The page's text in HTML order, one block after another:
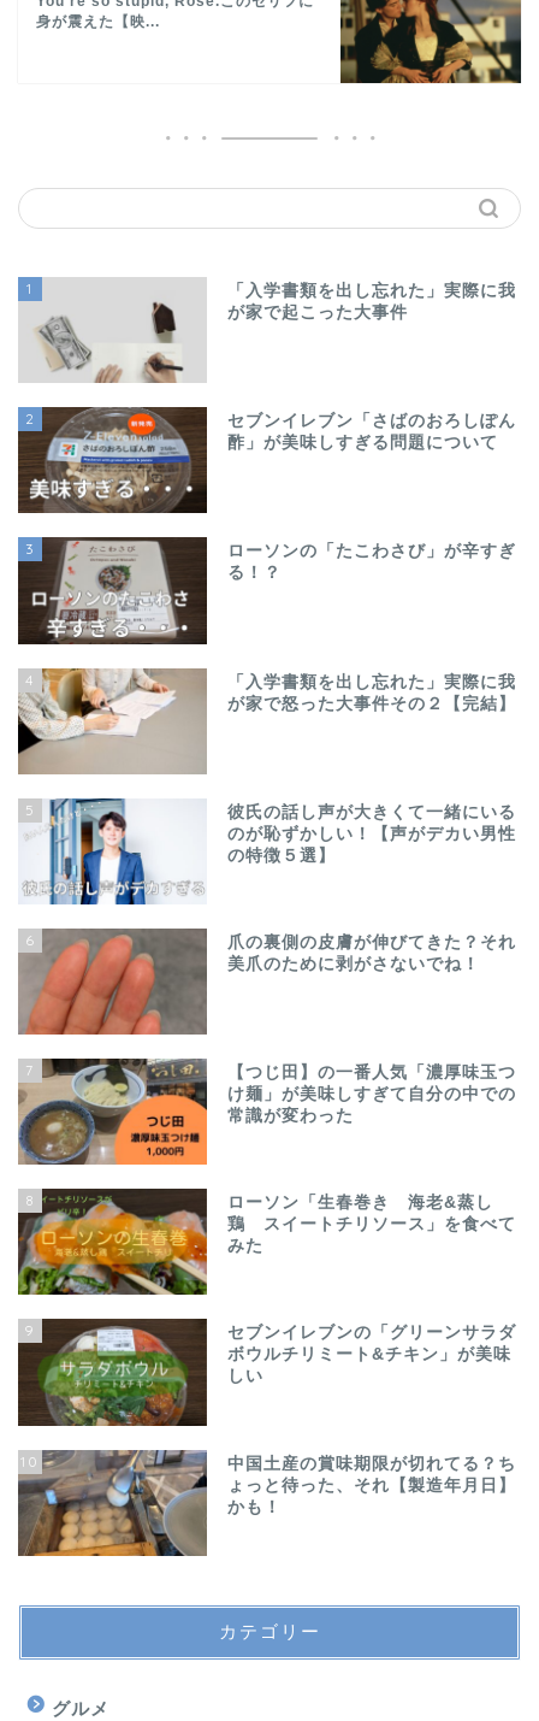
身が震えた【映...
1
「入学書類を出し忘れた」実際に我
が家で起こった大事件
2
セブンイレブン「さばのおろしぽん
酢」が美味しすぎる問題について
3
ローソンの「たこわさび」が辛すぎ
る！？
4
「入学書類を出し忘れた」実際に我
が家で怒った大事件その２【完結】
5
彼氏の話し声が大きくて一緒にいる
のが恥ずかしい！【声がデカい男性
の特徴５選】
6
爪の裏側の皮膚が伸びてきた？それ
美爪のために剥がさないでね！
7
【つじ田】の一番人気「濃厚味玉つ
け麺」が美味しすぎて自分の中での
常識が変わった
8
ローソン「生春巻き 海老&蒸し
鶏 スイートチリソース」を食べて
みた
9
セブンイレブンの「グリーンサラダ
ボウルチリミート&チキン」が美味
しい
10
中国土産の賞味期限が切れてる？ち
ょっと待った、それ【製造年月日】
かも！
カテゴリー
グルメ